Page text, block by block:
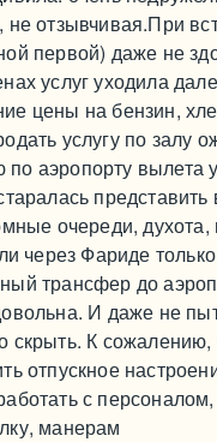
не отзывчивая.При
первой) даже не
услуг уходила
цены на бензин,
услугу по залу
аэропорту вылета
очереди, духота,
через Фариде только
трансфер до
И даже не
скрыть. К сожалению,
отпускное
с персоналом,
манерам